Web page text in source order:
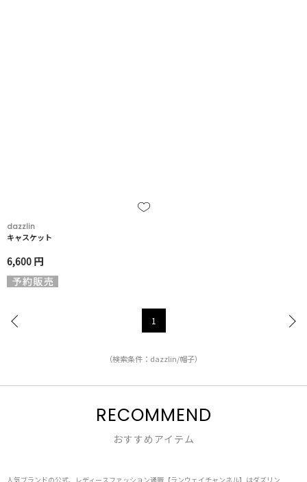
dazzlin
キャスケット
6,600 円
1
（検索条件：dazzlin/帽子）
RECOMMEND
おすすめアイテム
人気ブランドの公式、レディースファッション通販【ランウェイチャンネル】はダズリン